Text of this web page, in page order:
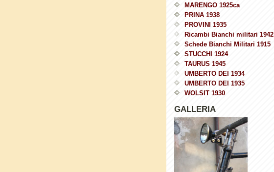
MARENGO 1925ca
PRINA 1938
PROVINI 1935
Ricambi Bianchi militari 1942
Schede Bianchi Militari 1915
STUCCHI 1924
TAURUS 1945
UMBERTO DEI 1934
UMBERTO DEI 1935
WOLSIT 1930
GALLERIA